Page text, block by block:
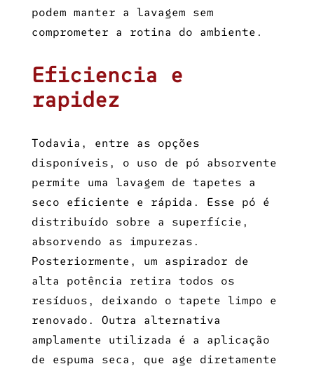
podem manter a lavagem sem
comprometer a rotina do ambiente.
Eficiencia e
rapidez
Todavia, entre as opções
disponíveis, o uso de pó absorvente
permite uma lavagem de tapetes a
seco eficiente e rápida. Esse pó é
distribuído sobre a superfície,
absorvendo as impurezas.
Posteriormente, um aspirador de
alta potência retira todos os
resíduos, deixando o tapete limpo e
renovado. Outra alternativa
amplamente utilizada é a aplicação
de espuma seca, que age diretamente